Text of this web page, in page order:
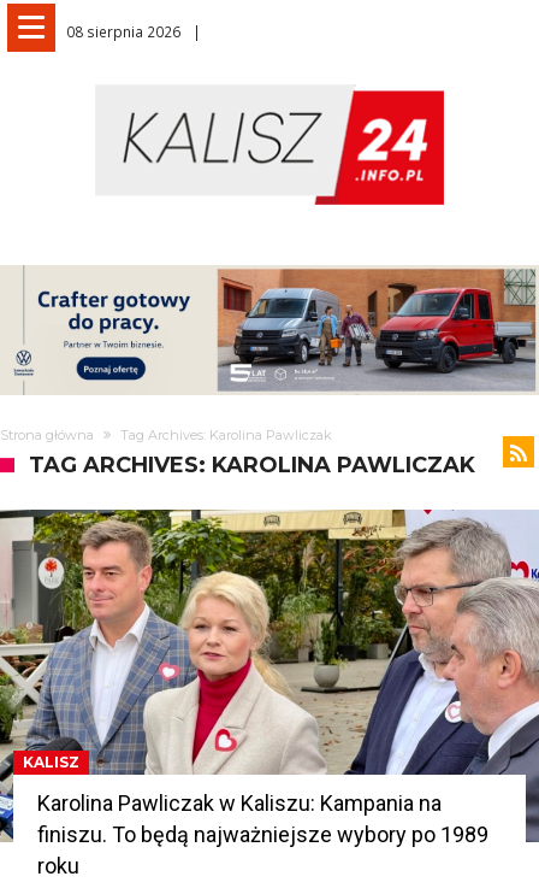
08 sierpnia 2026
Strona główna Tag Archives: Karolina Pawliczak
TAG ARCHIVES: KAROLINA PAWLICZAK
KALISZ
Karolina Pawliczak w Kaliszu: Kampania na
finiszu. To będą najważniejsze wybory po 1989
roku